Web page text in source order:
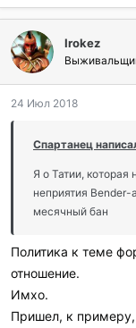
Irokez
24 Июл 2018
Спартанец
Я о Татии, которая
неприятия Bender-
месячный бан
Политика к теме
отношение.
Имхо.
Пришел, к примеру,